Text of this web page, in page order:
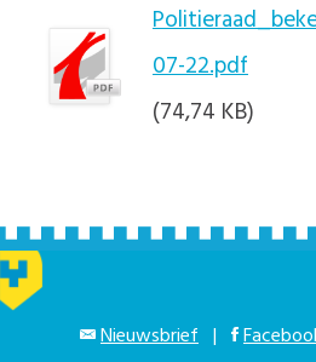
07-22.pdf
(74,74 KB)
Nieuwsbrief |